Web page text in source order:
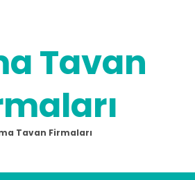
Tavan
Tavan Firmaları